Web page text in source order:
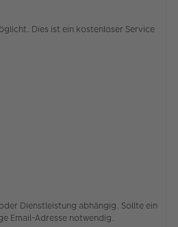
Dies ist ein kostenloser Service
Dienstleistung abhängig. Sollte ein
Email-Adresse notwendig.